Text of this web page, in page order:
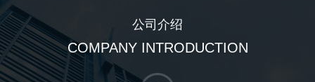
公司介绍
COMPANY INTRODUCTION